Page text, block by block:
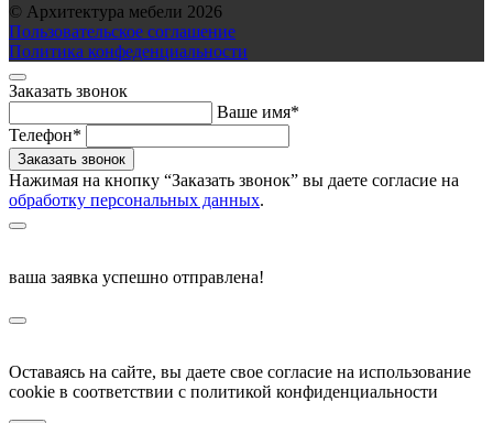
© Архитектура мебели 2026
Пользовательское соглашение
Политика конфеденциальности
Заказать звонок
Ваше имя*
Телефон*
Нажимая на кнопку “Заказать звонок” вы даете согласие на
обработку персональных данных.
ваша заявка успешно отправлена!
Оставаясь на сайте, вы даете свое согласие на использование
cookie в соответствии c политикой конфиденциальности